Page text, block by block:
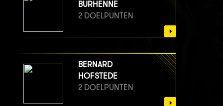
BURHENNE
2 DOELPUNTEN
BERNARD
HOFSTEDE
2 DOELPUNTEN